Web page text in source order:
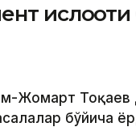
Жомарт
бўйича